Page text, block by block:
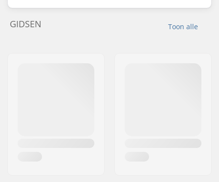
Toon alle
GIDSEN